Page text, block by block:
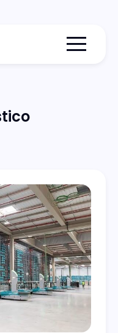
Menu